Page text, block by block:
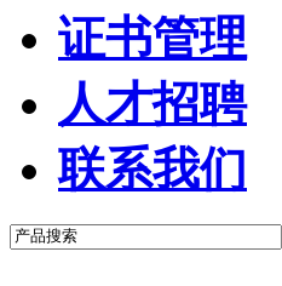
证书管理
人才招聘
联系我们